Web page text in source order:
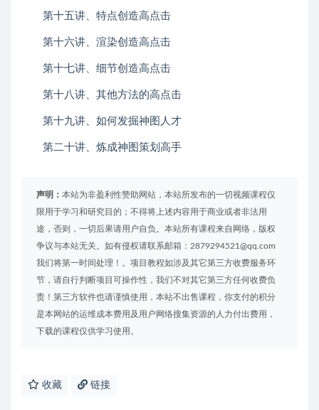
第十五讲、特点创造高点击
第十六讲、渲染创造高点击
第十七讲、细节创造高点击
第十八讲、其他方法的高点击
第十九讲、如何发掘神图人才
第二十讲、炼成神图策划高手
声明： 本站为非盈利性赞助网站，本站所发布的一切视频课程仅
限用于学习和研究目的；不得将上述内容用于商业或者非法用
途，否则，一切后果请用户自负。本站所有课程来自网络，版权
争议与本站无关。如有侵权请联系邮箱：2879294521@qq.com
我们将第一时间处理！。项目教程如涉及其它第三方收费服务环
节，请自行判断项目可操作性，我们不对其它第三方任何收费负
责！第三方软件也请谨慎使用，本站不出售课程，你支付的积分
是本网站的运维成本费用及用户网络搜集资源的人力付出费用，
下载的课程仅供学习使用。
收藏 链接